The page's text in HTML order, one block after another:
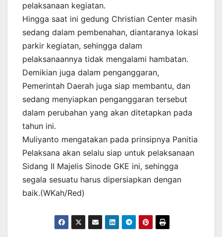
pelaksanaan kegiatan.
Hingga saat ini gedung Christian Center masih
sedang dalam pembenahan, diantaranya lokasi
parkir kegiatan, sehingga dalam
pelaksanaannya tidak mengalami hambatan.
Demikian juga dalam penganggaran,
Pemerintah Daerah juga siap membantu, dan
sedang menyiapkan penganggaran tersebut
dalam perubahan yang akan ditetapkan pada
tahun ini.
Muliyanto mengatakan pada prinsipnya Panitia
Pelaksana akan selalu siap untuk pelaksanaan
Sidang II Majelis Sinode GKE ini, sehingga
segala sesuatu harus dipersiapkan dengan
baik.(WKah/Red)